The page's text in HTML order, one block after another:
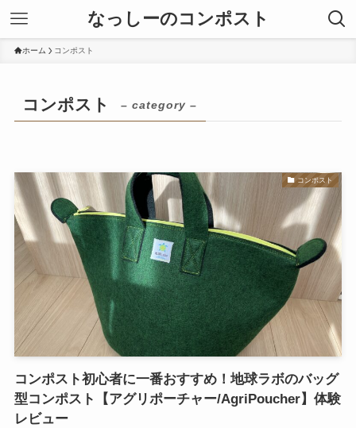
なっしーのコンポスト
ホーム コンポスト
コンポスト – category –
コンポスト
コンポスト初心者に一番おすすめ！地球ラボのバッグ
型コンポスト【アグリポーチャー/AgriPoucher】体験
レビュー